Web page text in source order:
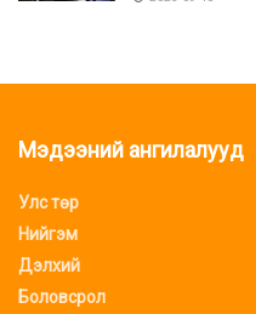
Мэдээний ангилалууд
Улс төр
Нийгэм
Дэлхий
Боловсрол